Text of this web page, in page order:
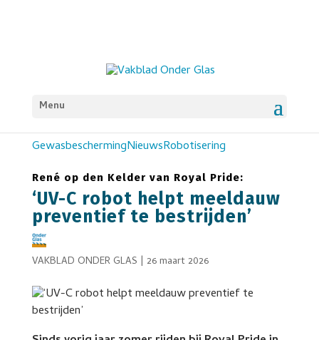
Menu
GewasbeschermingNieuwsRobotisering
René op den Kelder van Royal Pride:
‘UV-C robot helpt meeldauw
preventief te bestrijden’
VAKBLAD ONDER GLAS | 26 maart 2026